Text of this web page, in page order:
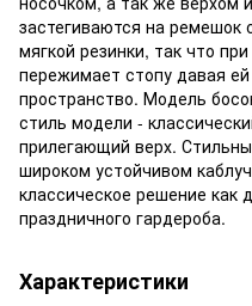
застегиваются на ремешок
мягкой резинки, так что
пережимает стопу давая
пространство. Модель
стиль модели -
прилегающий верх.
широком устойчивом
классическое решение как
праздничного гардероба.
Характеристики